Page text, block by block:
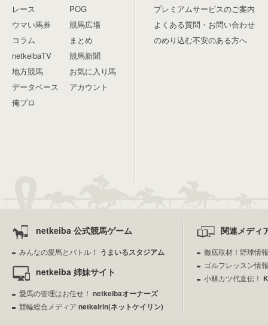
レース
ウマい馬券
コラム
netkeibaTV
地方競馬
データベース
俺プロ
POG
競馬広場
まとめ
競馬新聞
お気に入り馬
アカウント
プレミアムサービスのご案内
よくある質問・お問い合わせ
のめり込む不安のある方へ
netkeiba 公式競馬ゲーム
みんなの愛馬とバトル！ うまいるスタジアム
netkeiba 姉妹サイト
愛馬の管理はお任せ！ netkeibaオーナーズ
競輪総合メディア netkeirin(ネットケイリン)
関連メディ
徹底取材！野球情
ゴルフレッスン情
小林カツ代直伝！